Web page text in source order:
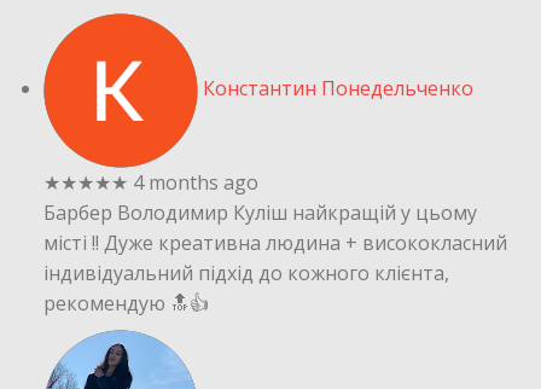
Константин Понедельченко
★★★★★ 4 months ago
Барбер Володимир Куліш найкращій у цьому
місті !! Дуже креативна людина + висококласний
індивідуальний підхід до кожного клієнта,
рекомендую 🔝👍